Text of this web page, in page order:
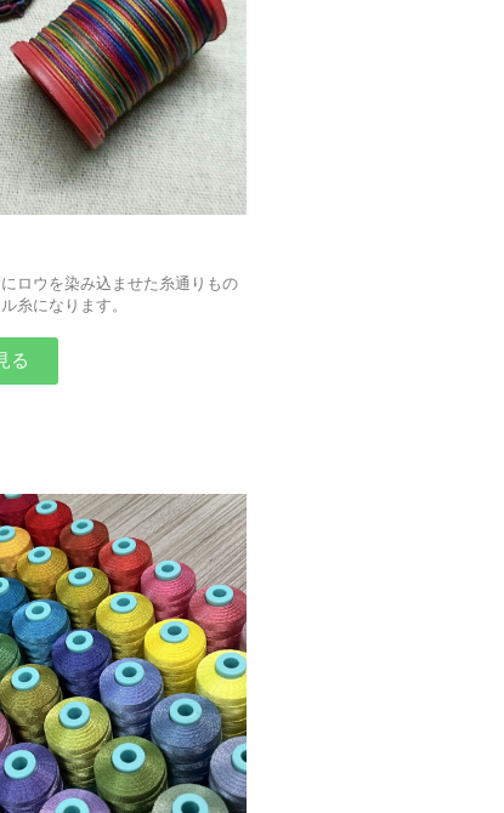
ロウを染み込ませた糸通りもの
糸になります。
る